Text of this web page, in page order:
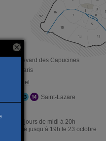
35, boulevard des Capucines
75002 Paris
Site officiel
Saint-Lazare
Tous les jours de midi à 20h
Ouverture jusqu’à 19h le 23 octobre